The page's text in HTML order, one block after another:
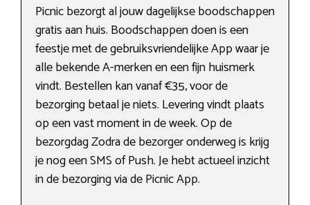
Picnic bezorgt al jouw dagelijkse boodschappen
gratis aan huis. Boodschappen doen is een
feestje met de gebruiksvriendelijke App waar je
alle bekende A-merken en een fijn huismerk
vindt. Bestellen kan vanaf €35, voor de
bezorging betaal je niets. Levering vindt plaats
op een vast moment in de week. Op de
bezorgdag Zodra de bezorger onderweg is krijg
je nog een SMS of Push. Je hebt actueel inzicht
in de bezorging via de Picnic App.